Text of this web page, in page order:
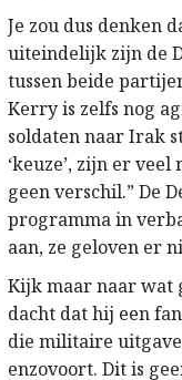
Je zou dus denken
uiteindelijk zijn de
tussen beide
Kerry is zelfs nog
soldaten naar Irak
‘keuze’, zijn er
geen verschil.” De
programma in
aan, ze geloven er
Kijk maar naar wat
dacht dat hij een
die militaire
enzovoort. Dit is